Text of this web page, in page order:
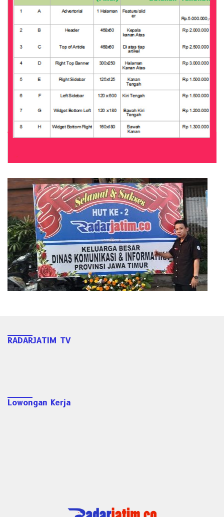
RADARJATIM TV
Lowongan Kerja